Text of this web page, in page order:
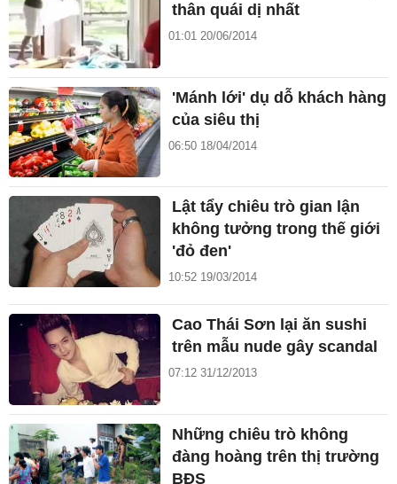
thân quái dị nhất
01:01 20/06/2014
'Mánh lới' dụ dỗ khách hàng
của siêu thị
06:50 18/04/2014
Lật tẩy chiêu trò gian lận
không tưởng trong thế giới
'đỏ đen'
10:52 19/03/2014
Cao Thái Sơn lại ăn sushi
trên mẫu nude gây scandal
07:12 31/12/2013
Những chiêu trò không
đàng hoàng trên thị trường
BĐS